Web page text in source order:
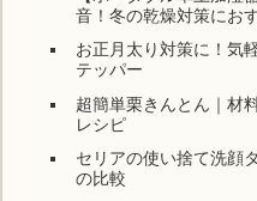
音！冬の乾燥対策にお
お正月太り対策に！気
テッパー
超簡単栗きんとん｜材
レシピ
セリアの使い捨て洗顔
の比較